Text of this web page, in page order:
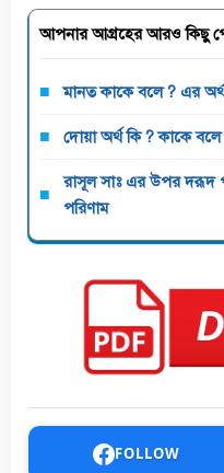
আপনার আগ্রহের আরও কিছু
মানত কাকে বলে ? এর
দোয়া অর্থ কি ? কাকে
রাসূল সাঃ এর উপর দরূদ
পরিণাম
FOLLOW